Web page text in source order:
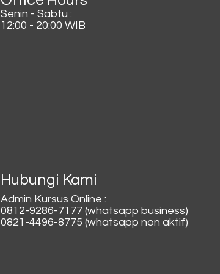
Senin - Sabtu :
12:00 - 20:00 WIB
Hubungi Kami
Admin Kursus Online :
0812-9286-7177 (whatsapp business)
0821-4496-8775 (whatsapp non aktif)